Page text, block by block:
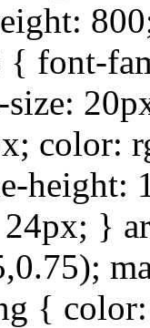
{ font-
color:
height:
}
{